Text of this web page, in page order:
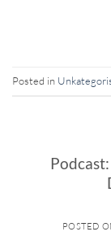
Posted in
POSTED